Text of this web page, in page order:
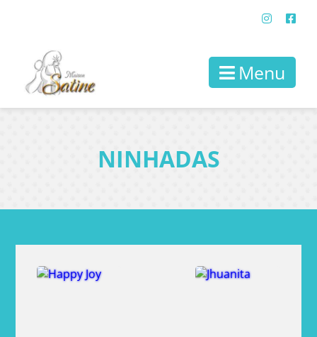
Menu
NINHADAS